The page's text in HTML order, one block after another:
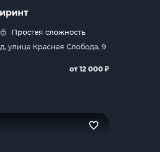
Простая сложность
улица Красная Слобода, 9
от 12 000 ₽